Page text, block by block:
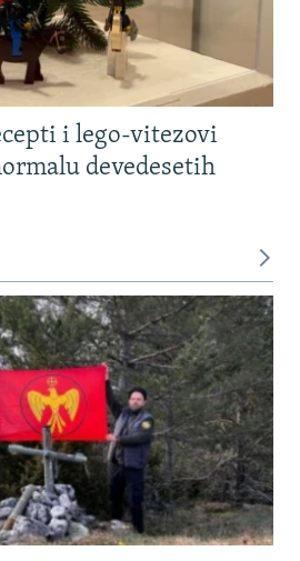
i lego-vitezovi
devedesetih